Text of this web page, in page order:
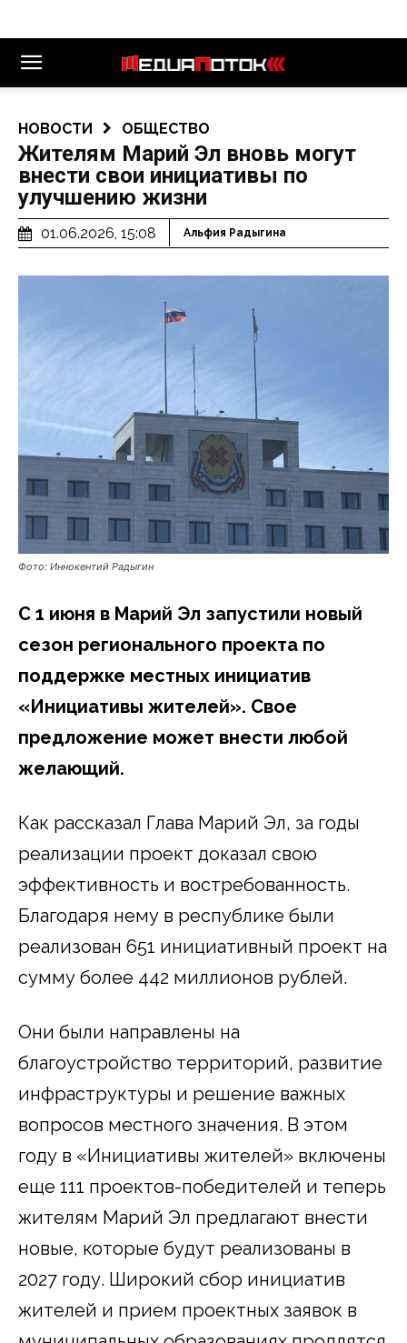
НОВОСТИ ОБЩЕСТВО
Жителям Марий Эл вновь могут
внести свои инициативы по
улучшению жизни
01.06.2026, 15:08 Альфия Радыгина
Фото: Иннокентий Радыгин
С 1 июня в Марий Эл запустили новый
сезон регионального проекта по
поддержке местных инициатив
«Инициативы жителей». Свое
предложение может внести любой
желающий.
Как рассказал Глава Марий Эл, за годы
реализации проект доказал свою
эффективность и востребованность.
Благодаря нему в республике были
реализован 651 инициативный проект на
сумму более 442 миллионов рублей.
Они были направлены на
благоустройство территорий, развитие
инфраструктуры и решение важных
вопросов местного значения. В этом
году в «Инициативы жителей» включены
еще 111 проектов-победителей и теперь
жителям Марий Эл предлагают внести
новые, которые будут реализованы в
2027 году. Широкий сбор инициатив
жителей и прием проектных заявок в